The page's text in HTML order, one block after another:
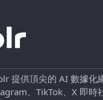
提供頂尖的 AI 數據
、TikTok、X 即